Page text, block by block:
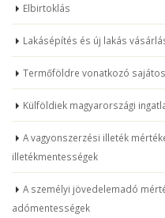
Elbirtoklás
Lakásépítés és új lakás
Termőföldre vonatkozó
Külföldiek magyarországi
A vagyonszerzési illeték
illetékmentességek
A személyi jövedelemadó
adómentességek